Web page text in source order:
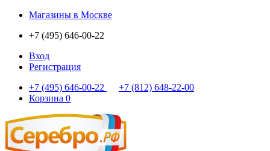
Магазины в Москве
+7 (495) 646-00-22
Вход
Регистрация
+7 (495) 646-00-22
+7 (812) 648-22-00
Корзина 0